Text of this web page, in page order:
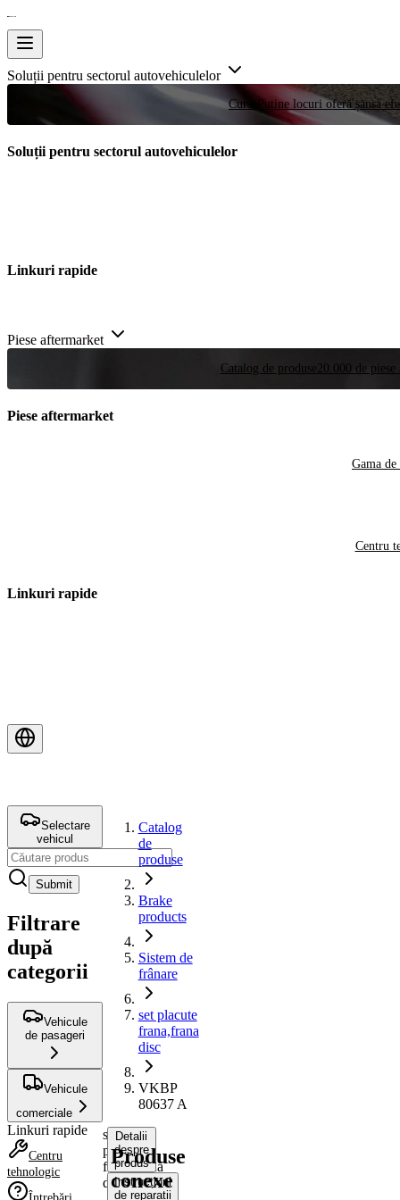
Soluții pentru sectorul autovehiculelor
Curse Puține locuri oferă șansa
Soluții pentru sectorul autovehiculelor
Linkuri rapide
Piese aftermarket
Catalog de produse 20.000 de
Piese aftermarket
Gama de
Centru
Linkuri rapide
Selectare
vehicul
Submit
Filtrare
după
categorii
Vehicule
de pasageri
Vehicule
comerciale
Linkuri rapide
Centru
tehnologic
Catalog
de
produse
Brake
products
Sistem de
frânare
set placute
frana,frana
disc
VKBP
80637 A
set
placute
frana,frana
disc
Detalii
despre
produs
Instrucțiuni
de reparații
Produse
conexe